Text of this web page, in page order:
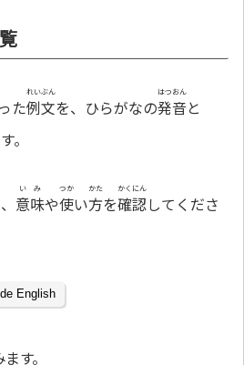
った例文
れいぶん
を、ひらがなの発音
はつおん
と
。
意味
いみ
や使
つか
い方
かた
を確認
かくにん
してくださ
English
す。